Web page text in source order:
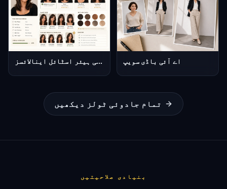
اے آئی ہیئر اسٹائل اینالائسز اے آئی باڈی سویپ
تمام جادوئی ٹولز دیکھیں
بنیادی صلاحیتیں